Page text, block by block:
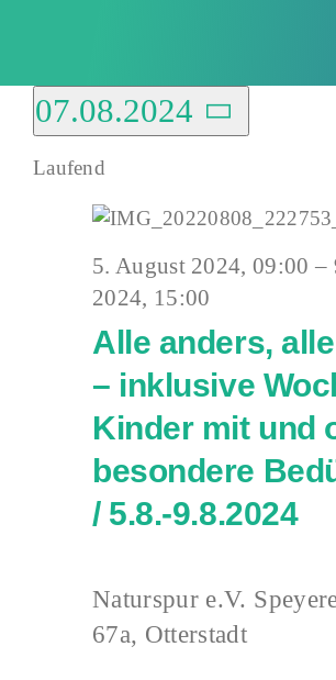
für
7.
August
2024
07.08.2024
Datum
wählen.
Laufend
Alle anders,
– inklusive
Kinder mit und
besondere
/ 5.8.-9.8.2024
5. August 2024, 09:00 –
2024, 15:00
Naturspur e.V.
67a, Otterstadt